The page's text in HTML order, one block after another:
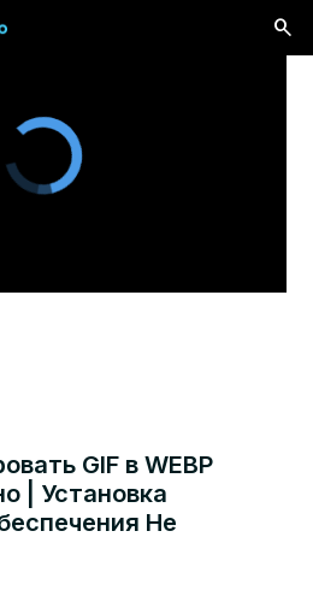
GIF в WEBP
| Установка
Не